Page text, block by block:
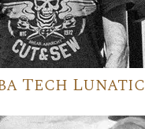
Tech Lunatic